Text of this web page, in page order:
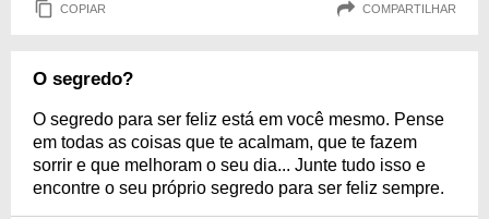
COPIAR COMPARTILHAR
O segredo?
O segredo para ser feliz está em você mesmo. Pense
em todas as coisas que te acalmam, que te fazem
sorrir e que melhoram o seu dia... Junte tudo isso e
encontre o seu próprio segredo para ser feliz sempre.